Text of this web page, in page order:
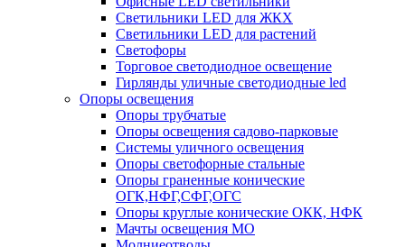
Cветильники LED для ЖКХ
Светильники LED для растений
Светофоры
Торговое светодиодное освещение
Гирлянды уличные светодиодные led
Опоры освещения
Опоры трубчатые
Опоры освещения садово-парковые
Системы уличного освещения
Опоры светофорные стальные
Опоры граненные конические
ОГК,НФГ,СФГ,ОГС
Опоры круглые конические ОКК, НФК
Мачты освещения МО